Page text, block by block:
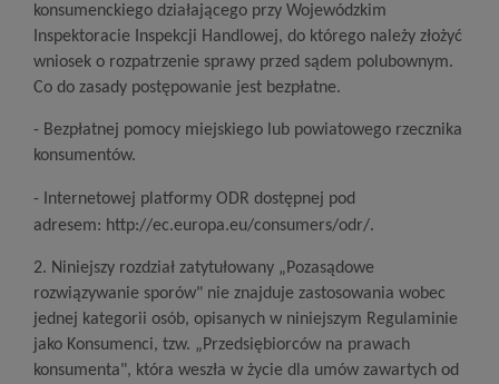
konsumenckiego działającego przy Wojewódzkim
Inspektoracie Inspekcji Handlowej, do którego należy złożyć
wniosek o rozpatrzenie sprawy przed sądem polubownym.
Co do zasady postępowanie jest bezpłatne.
- Bezpłatnej pomocy miejskiego lub powiatowego rzecznika
konsumentów.
- Internetowej platformy ODR dostępnej pod
adresem: http://ec.europa.eu/consumers/odr/.
2. Niniejszy rozdział zatytułowany „Pozasądowe
rozwiązywanie sporów" nie znajduje zastosowania wobec
jednej kategorii osób, opisanych w niniejszym Regulaminie
jako Konsumenci, tzw. „Przedsiębiorców na prawach
konsumenta", która weszła w życie dla umów zawartych od